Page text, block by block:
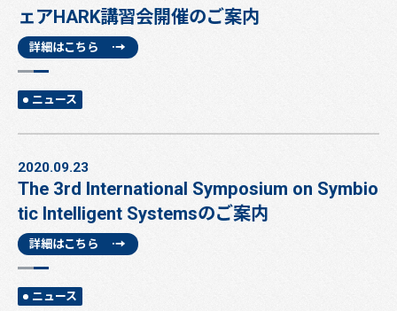
ェアHARK講習会開催のご案内
詳細はこちら
ニュース
2020.09.23
The 3rd International Symposium on Symbio
tic Intelligent Systemsのご案内
詳細はこちら
ニュース